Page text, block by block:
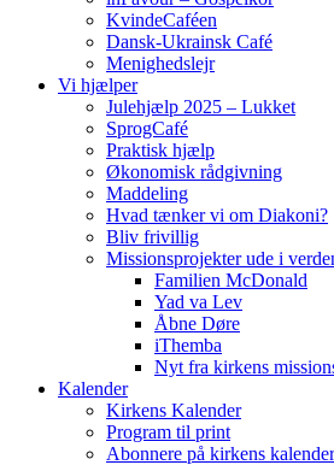
KvindeCaféen
Dansk-Ukrainsk Café
Menighedslejr
Vi hjælper
Julehjælp 2025 – Lukket
SprogCafé
Praktisk hjælp
Økonomisk rådgivning
Maddeling
Hvad tænker vi om Diakoni?
Bliv frivillig
Missionsprojekter ude i
Familien McDonald
Yad va Lev
Åbne Døre
iThemba
Nyt fra kirkens
Kalender
Kirkens Kalender
Program til print
Abonnere på kirkens kalender